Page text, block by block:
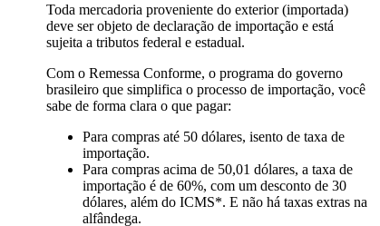
Toda mercadoria proveniente do exterior (importada)
deve ser objeto de declaração de importação e está
sujeita a tributos federal e estadual.
Com o Remessa Conforme, o programa do governo
brasileiro que simplifica o processo de importação, você
sabe de forma clara o que pagar:
Para compras até 50 dólares, isento de taxa de
importação.
Para compras acima de 50,01 dólares, a taxa de
importação é de 60%, com um desconto de 30
dólares, além do ICMS*. E não há taxas extras na
alfândega.